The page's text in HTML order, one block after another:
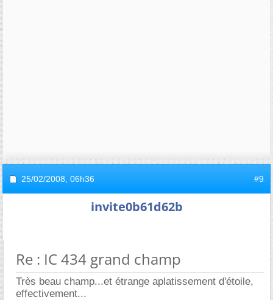
25/02/2008, 06h36 #9
invite0b61d62b
Re : IC 434 grand champ
Très beau champ...et étrange aplatissement d'étoile,
effectivement...